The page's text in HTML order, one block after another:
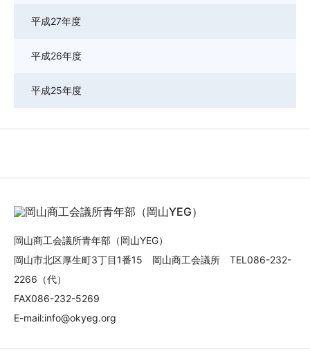
平成27年度
平成26年度
平成25年度
岡山商工会議所青年部（岡山YEG）
岡山市北区厚生町3丁目1番15 岡山商工会議所 TEL086-232-
2266（代）
FAX086-232-5269
E-mail:info@okyeg.org